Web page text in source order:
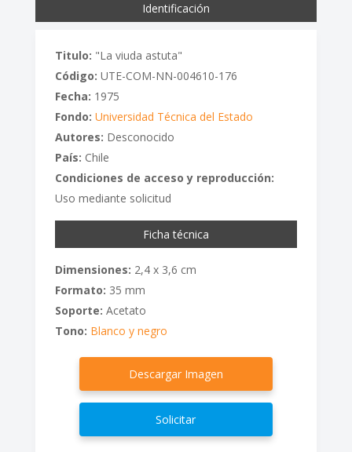
Identificación
Titulo: "La viuda astuta"
Código: UTE-COM-NN-004610-176
Fecha: 1975
Fondo: Universidad Técnica del Estado
Autores: Desconocido
País: Chile
Condiciones de acceso y reproducción:
Uso mediante solicitud
Ficha técnica
Dimensiones: 2,4 x 3,6 cm
Formato: 35 mm
Soporte: Acetato
Tono: Blanco y negro
Descargar Imagen
Solicitar